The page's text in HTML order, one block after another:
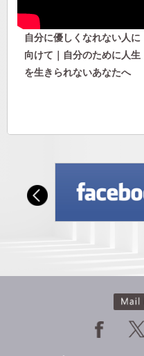
自分に優しくなれない人に
向けて｜自分のために人生
を生きられないあなたへ
人から否定されないエネル